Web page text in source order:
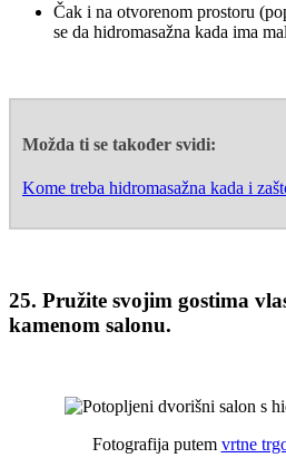
Čak i na otvorenom prostoru
se da hidromasažna kada ima
Možda ti se također svidi:
Kome treba hidromasažna kada i
25. Pružite svojim gostima
kamenom salonu.
Fotografija putem vrtne